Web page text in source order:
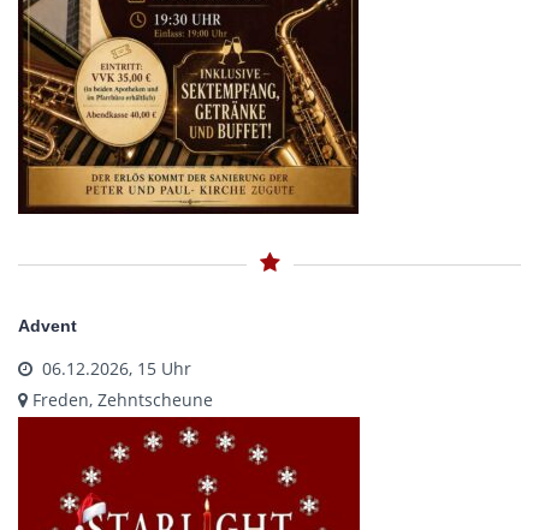
Advent
06.12.2026, 15 Uhr
Freden, Zehntscheune